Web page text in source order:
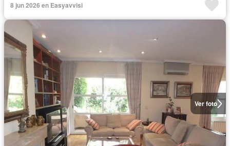
8 jun 2026 en Easyavvisi
Ver foto